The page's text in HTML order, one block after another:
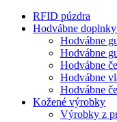
RFID púzdra
Hodvábne
Hodvábne
Hodvábne
Hodvábne
Hodvábne
Hodvábne
Kožené výrobky
Výrobky z